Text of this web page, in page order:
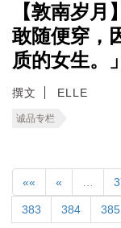
【敦南岁
敢随便穿，
质的女生。」
撰文 ELLE
诚品专栏
«« «
383 384 385